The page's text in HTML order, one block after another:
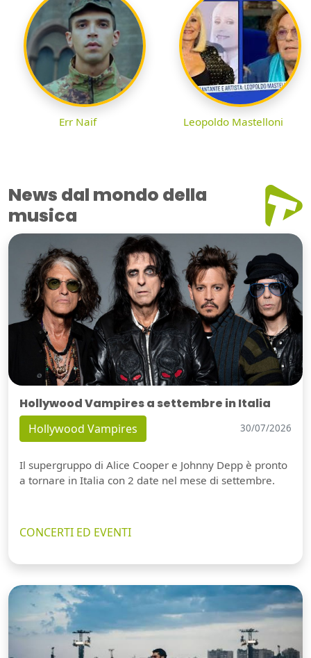
Err Naif Leopoldo Mastelloni
News dal mondo della
musica
Hollywood Vampires a settembre in Italia
Hollywood Vampires 30/07/2026
Il supergruppo di Alice Cooper e Johnny Depp è pronto
a tornare in Italia con 2 date nel mese di settembre.
CONCERTI ED EVENTI